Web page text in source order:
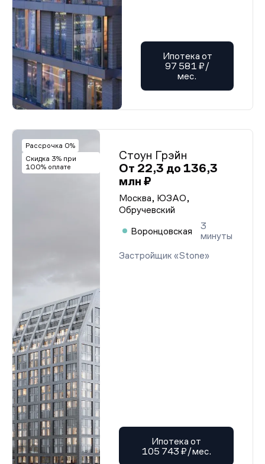
Ипотека от
97 581 ₽/
мес.
Рассрочка 0%
Скидка 3% при
100% оплате
Стоун Грэйн
От 22,3 до 136,3
млн ₽
Москва, ЮЗАО,
Обручевский
Воронцовская
3
минуты
Застройщик «Stone»
Ипотека от
105 743 ₽/мес.